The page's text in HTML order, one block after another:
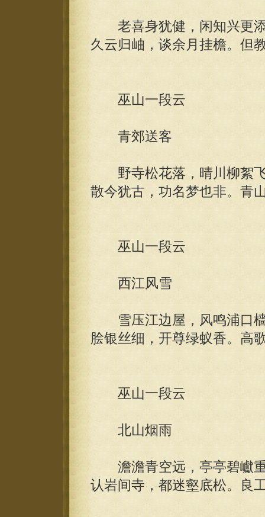
老喜身犹健，闲知兴更添
久云归岫，谈余月挂檐。但
巫山一段云
青郊送客
野寺松花落，晴川柳絮飞
散今犹古，功名梦也非。青
巫山一段云
西江风雪
雪压江边屋，风鸣浦口樯
脍银丝细，开尊绿蚁香。高
巫山一段云
北山烟雨
澹澹青空远，亭亭碧巘重
认岩间寺，都迷壑底松。良